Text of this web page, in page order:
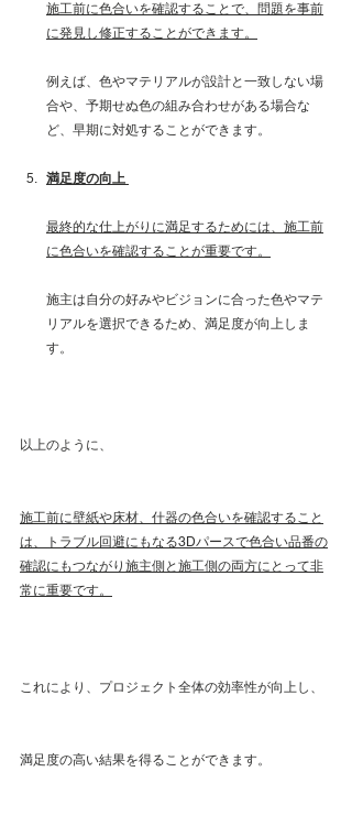
施工前に色合いを確認することで、問題を事前
に発見し修正することができます。
例えば、色やマテリアルが設計と一致しない場
合や、予期せぬ色の組み合わせがある場合な
ど、早期に対処することができます。
満足度の向上
最終的な仕上がりに満足するためには、施工前
に色合いを確認することが重要です。
施主は自分の好みやビジョンに合った色やマテ
リアルを選択できるため、満足度が向上しま
す。
以上のように、
施工前に壁紙や床材、什器の色合いを確認すること
は、トラブル回避にもなる3Dパースで色合い品番の
確認にもつながり施主側と施工側の両方にとって非
常に重要です。
これにより、プロジェクト全体の効率性が向上し、
満足度の高い結果を得ることができます。